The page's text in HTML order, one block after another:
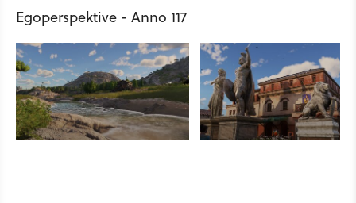
Egoperspektive - Anno 117